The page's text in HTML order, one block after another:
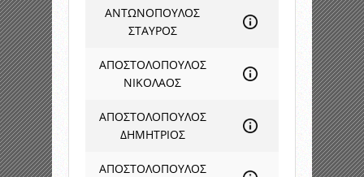
ΑΝΤΩΝΟΠΟΥΛΟΣ
ΣΤΑΥΡΟΣ
ΑΠΟΣΤΟΛΟΠΟΥΛΟΣ
ΝΙΚΟΛΑΟΣ
ΑΠΟΣΤΟΛΟΠΟΥΛΟΣ
ΔΗΜΗΤΡΙΟΣ
ΑΠΟΣΤΟΛΟΠΟΥΛΟΣ